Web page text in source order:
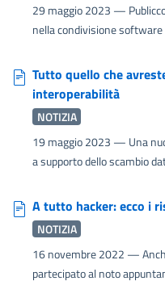
29 maggio 2023 —
nella condivisione software
Tutto quello che
interoperabilità
NOTIZIA
19 maggio 2023 — Una
a supporto dello scambio
A tutto hacker: ecco i
NOTIZIA
16 novembre 2022 —
partecipato al noto